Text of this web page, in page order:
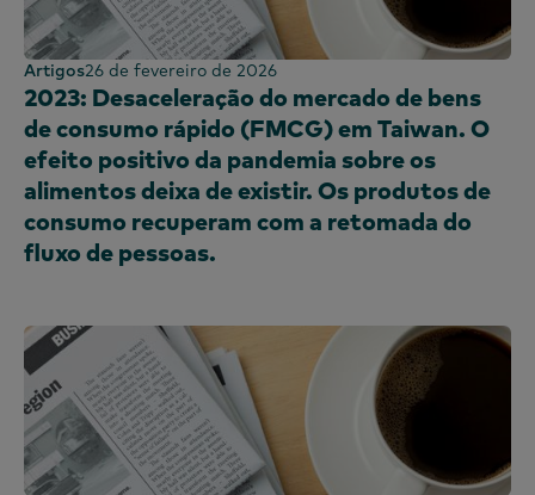
Artigos26 de fevereiro de 2026
2023: Desaceleração do mercado de bens
de consumo rápido (FMCG) em Taiwan. O
efeito positivo da pandemia sobre os
alimentos deixa de existir. Os produtos de
consumo recuperam com a retomada do
fluxo de pessoas.